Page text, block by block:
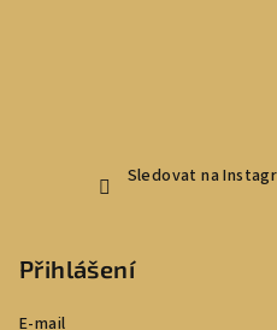
Sledovat na
Přihlášení
E-mail